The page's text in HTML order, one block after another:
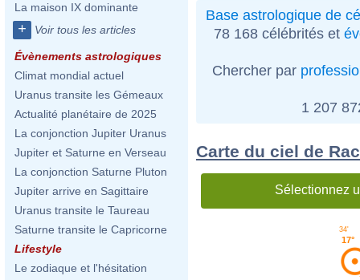
La maison IX dominante
+ Voir tous les articles
Évènements astrologiques
Climat mondial actuel
Uranus transite les Gémeaux
Actualité planétaire de 2025
La conjonction Jupiter Uranus
Jupiter et Saturne en Verseau
La conjonction Saturne Pluton
Jupiter arrive en Sagittaire
Uranus transite le Taureau
Saturne transite le Capricorne
Lifestyle
Le zodiaque et l'hésitation
Base astrologique de
78 168 célébrités et
Chercher par
1 207
Carte du ciel de
Sélectionnez
17°
34'